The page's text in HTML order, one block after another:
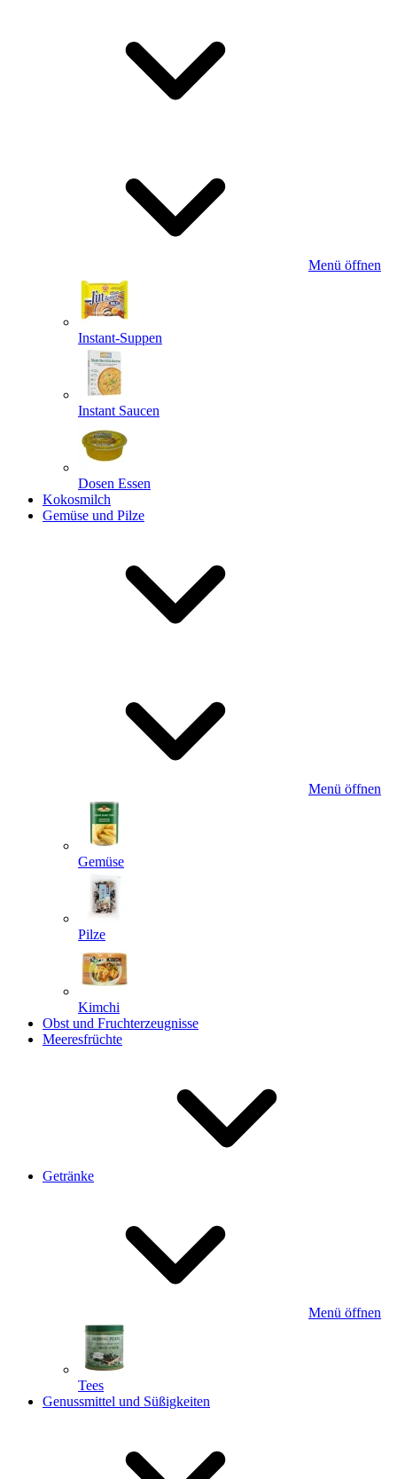
Menü öffnen
Instant-Suppen
Instant Saucen
Dosen Essen
Kokosmilch
Gemüse und Pilze
Menü öffnen
Gemüse
Pilze
Kimchi
Obst und Fruchterzeugnisse
Meeresfrüchte
Getränke
Menü öffnen
Tees
Genussmittel und Süßigkeiten